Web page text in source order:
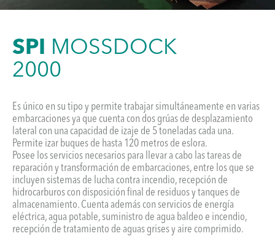
SPI MOSSDOCK
2000
Es único en su tipo y permite trabajar simultáneamente en varias
embarcaciones ya que cuenta con dos grúas de desplazamiento
lateral con una capacidad de izaje de 5 toneladas cada una.
Permite izar buques de hasta 120 metros de eslora.
Posee los servicios necesarios para llevar a cabo las tareas de
reparación y transformación de embarcaciones, entre los que se
incluyen sistemas de lucha contra incendio, recepción de
hidrocarburos con disposición final de residuos y tanques de
almacenamiento. Cuenta además con servicios de energía
eléctrica, agua potable, suministro de agua baldeo e incendio,
recepción de tratamiento de aguas grises y aire comprimido.